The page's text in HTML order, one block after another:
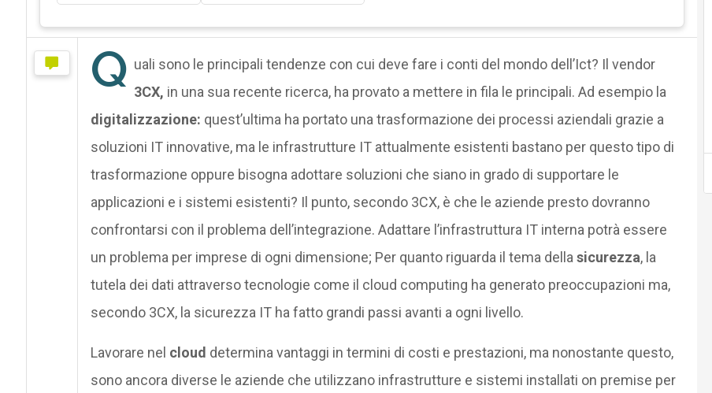
Q uali sono le principali tendenze con cui deve fare i conti del mondo dell’Ict? Il vendor
3CX, in una sua recente ricerca, ha provato a mettere in fila le principali. Ad esempio la
digitalizzazione: quest’ultima ha portato una trasformazione dei processi aziendali grazie a
soluzioni IT innovative, ma le infrastrutture IT attualmente esistenti bastano per questo tipo di
trasformazione oppure bisogna adottare soluzioni che siano in grado di supportare le
applicazioni e i sistemi esistenti? Il punto, secondo 3CX, è che le aziende presto dovranno
confrontarsi con il problema dell’integrazione. Adattare l’infrastruttura IT interna potrà essere
un problema per imprese di ogni dimensione; Per quanto riguarda il tema della sicurezza, la
tutela dei dati attraverso tecnologie come il cloud computing ha generato preoccupazioni ma,
secondo 3CX, la sicurezza IT ha fatto grandi passi avanti a ogni livello.
Lavorare nel cloud determina vantaggi in termini di costi e prestazioni, ma nonostante questo,
sono ancora diverse le aziende che utilizzano infrastrutture e sistemi installati on premise per